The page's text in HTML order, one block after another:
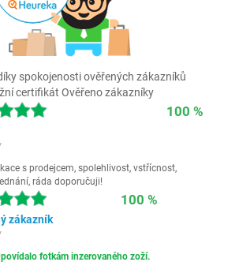
spokojenosti ověřených zákazníků
certifikát Ověřeno zákazníky
100 %
s prodejcem, spolehlivost, vstřícnost,
ráda doporučuji!
100 %
zákazník
fotkám inzerovaného zoží.